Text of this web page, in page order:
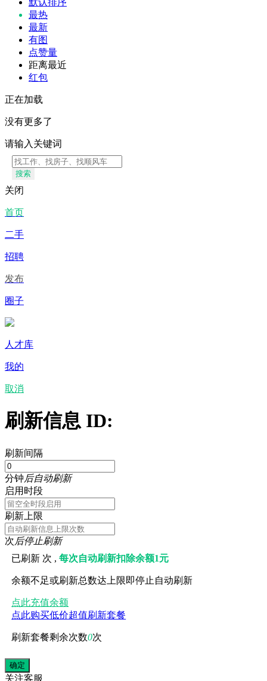
默认排序
最热
最新
有图
点赞量
距离最近
红包
正在加载
没有更多了
请输入关键词
搜索
关闭
首页
二手
招聘
发布
圈子
人才库
我的
取消
刷新信息 ID:
刷新间隔
分钟后自动刷新
启用时段
刷新上限
次后停止刷新
已刷新 次 ,每次自动刷新扣除余额1元
余额不足或刷新总数达上限即停止自动刷新
点此充值余额
点此购买低价超值刷新套餐
刷新套餐剩余次数0次
关注客服